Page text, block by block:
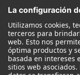
Monitores
Monitor Accessories
Auriculares
Micrófonos Legendarios